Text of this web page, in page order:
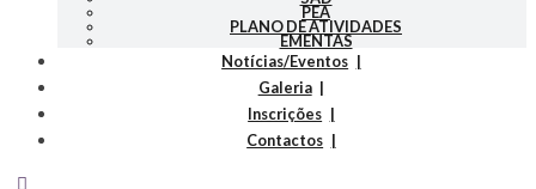
PEA
PLANO DE ATIVIDADES
EMENTAS
Notícias/Eventos
Galeria
Inscrições
Contactos